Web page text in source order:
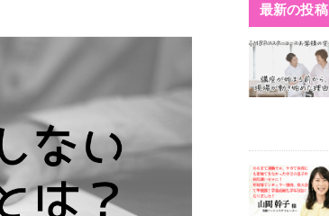
最新の投稿